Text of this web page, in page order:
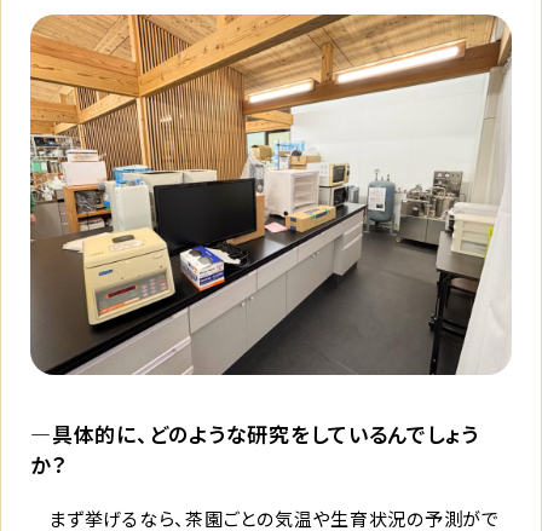
―具体的に、どのような研究をしているんでしょう
か？
まず挙げるなら、茶園ごとの気温や生育状況の予測がで